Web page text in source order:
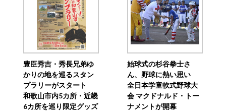
豊臣秀吉・秀長兄弟ゆ
かりの地を巡るスタン
プラリーがスタート
和歌山市内5カ所・近畿
6カ所を巡り限定グッズ
始球式の杉谷拳士さ
ん、野球に熱い思い
全日本学童軟式野球大
会 マクドナルド・トー
ナメントが開幕